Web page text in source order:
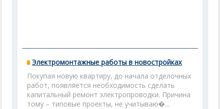
Электромонтажные работы в новостройках
Покупая новую квартиру, до начала отделочных
работ, появляется необходимость сделать
капитальный ремонт электропроводки. Причина
тому – типовые проекты, не учитываю�...